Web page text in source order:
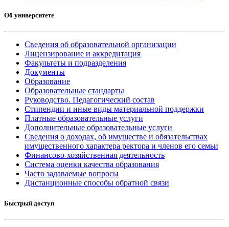
Об университете
Сведения об образовательной организации
Лицензирование и аккредитация
Факультеты и подразделения
Документы
Образование
Образовательные стандарты
Руководство. Педагогический состав
Стипендии и иные виды материальной поддержки
Платные образовательные услуги
Дополнительные образовательные услуги
Сведения о доходах, об имуществе и обязательствах
имущественного характера ректора и членов его семьи
Финансово-хозяйственная деятельность
Система оценки качества образования
Часто задаваемые вопросы
Дистанционные способы обратной связи
Быстрый доступ